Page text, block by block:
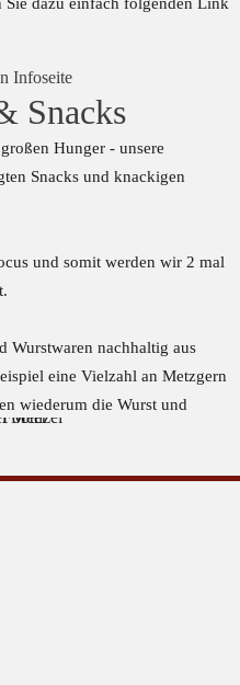
Infoseite
Snacks
Hunger - unsere
Snacks und knackigen
und somit werden wir 2 mal
Wurstwaren nachhaltig aus
eine Vielzahl an Metzgern
wiederum die Wurst und